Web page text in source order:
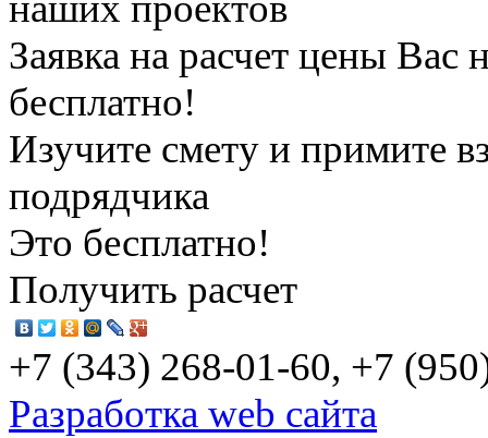
Заявка на расчет цены Вас
бесплатно!
Изучите смету и примите
подрядчика
Это бесплатно!
Получить расчет
+7 (343) 268-01-60, +7
Разработка web сайта